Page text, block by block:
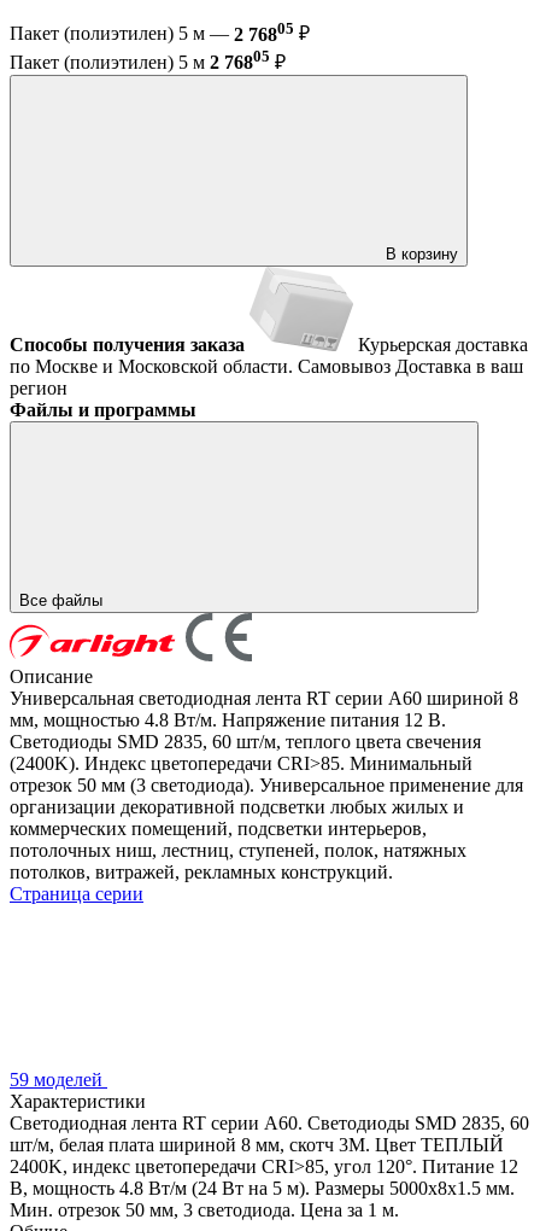
Пакет (полиэтилен) 5 м — 2 76805 ₽
Пакет (полиэтилен) 5 м 2 76805 ₽
В корзину
Способы получения заказа
Курьерская доставка
по Москве и Московской области. Самовывоз Доставка в ваш
регион
Файлы и программы
Все файлы
Описание
Универсальная светодиодная лента RT серии A60 шириной 8
мм, мощностью 4.8 Вт/м. Напряжение питания 12 В.
Светодиоды SMD 2835, 60 шт/м, теплого цвета свечения
(2400K). Индекс цветопередачи CRI>85. Минимальный
отрезок 50 мм (3 светодиода). Универсальное применение для
организации декоративной подсветки любых жилых и
коммерческих помещений, подсветки интерьеров,
потолочных ниш, лестниц, ступеней, полок, натяжных
потолков, витражей, рекламных конструкций.
Страница серии
59 моделей
Характеристики
Светодиодная лента RT серии A60. Светодиоды SMD 2835, 60
шт/м, белая плата шириной 8 мм, скотч 3M. Цвет ТЕПЛЫЙ
2400K, индекс цветопередачи CRI>85, угол 120°. Питание 12
В, мощность 4.8 Вт/м (24 Вт на 5 м). Размеры 5000x8x1.5 мм.
Мин. отрезок 50 мм, 3 светодиода. Цена за 1 м.